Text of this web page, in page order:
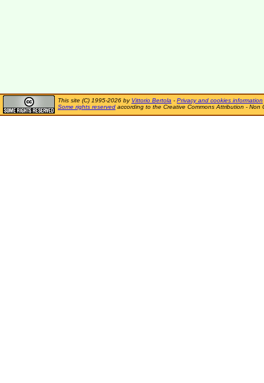
This site (C) 1995-2026 by Vittorio Bertola - Privacy and cookies information
Some rights reserved according to the Creative Commons Attribution - Non